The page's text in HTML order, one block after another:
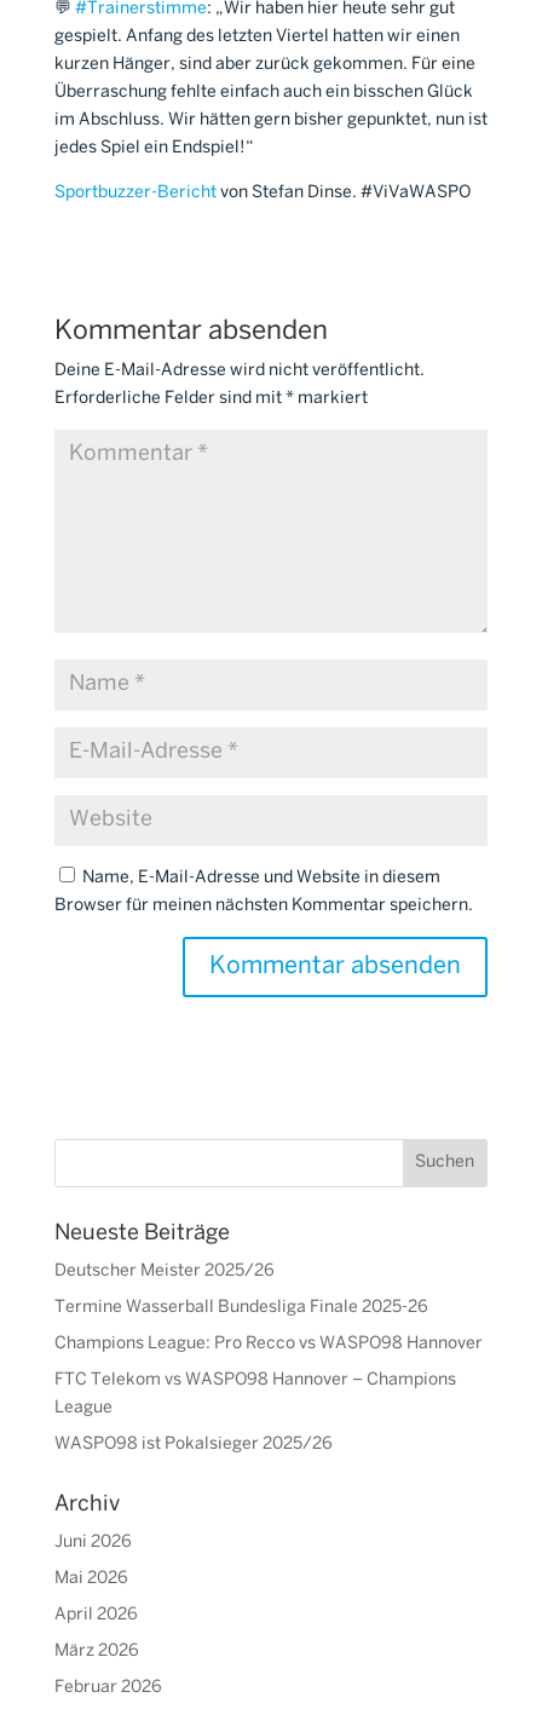
💬 #Trainerstimme: „Wir haben hier heute sehr gut
gespielt. Anfang des letzten Viertel hatten wir einen
kurzen Hänger, sind aber zurück gekommen. Für eine
Überraschung fehlte einfach auch ein bisschen Glück
im Abschluss. Wir hätten gern bisher gepunktet, nun ist
jedes Spiel ein Endspiel!“
Sportbuzzer-Bericht von Stefan Dinse. #ViVaWASPO
Kommentar absenden
Deine E-Mail-Adresse wird nicht veröffentlicht.
Erforderliche Felder sind mit *markiert
Name, E-Mail-Adresse und Website in diesem
Browser für meinen nächsten Kommentar speichern.
Neueste Beiträge
Deutscher Meister 2025/26
Termine Wasserball Bundesliga Finale 2025-26
Champions League: Pro Recco vs WASPO98 Hannover
FTC Telekom vs WASPO98 Hannover – Champions
League
WASPO98 ist Pokalsieger 2025/26
Archiv
Juni 2026
Mai 2026
April 2026
März 2026
Februar 2026